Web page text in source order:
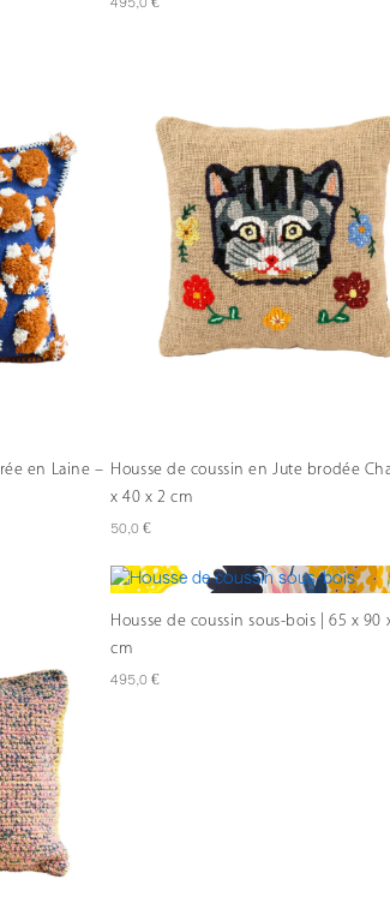
495,0
en Laine – Housse de coussin en Jute brodée
x 40 x 2 cm
50,0€
Housse de coussin sous-bois | 65 x 90
cm
495,0€